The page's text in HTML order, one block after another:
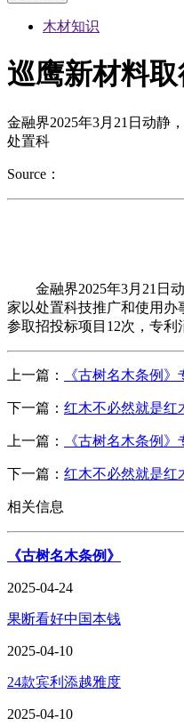
木材知识
巡鹰新材料
金融界2025年3月21日动静
处置科
Source：
金融界2025年3月21日动
家以处置科技推广和使用办
参取招投标项目12次，专利
上一篇： 《古树名木条例》
下一篇： 红木不必然就是红
上一篇： 《古树名木条例》
下一篇： 红木不必然就是红
相关信息
《古树名木条例》
2025-04-24
果断看好中国本钱
2025-04-10
24款宾利添越雅度
2025-04-10